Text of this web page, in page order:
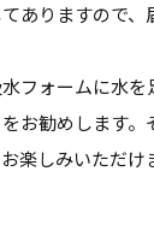
ありますので
フォームに水
お勧めします
楽しみいただけ